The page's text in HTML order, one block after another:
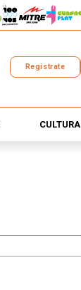
Registrate
CULTURA